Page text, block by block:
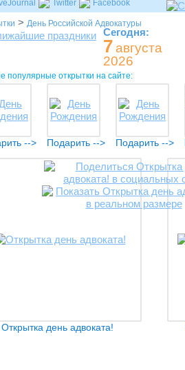
Twitter Facebook
> День Российской Адвокатуры
Сегодня:
7августа
2026
популярные открытки на сайте:
--> Подарить --> Подарить -->
Открытка день адвоката!